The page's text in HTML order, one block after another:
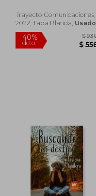
45%
dcto.
Trayecto Comunicaciones,
2022, Tapa Blanda, Usado